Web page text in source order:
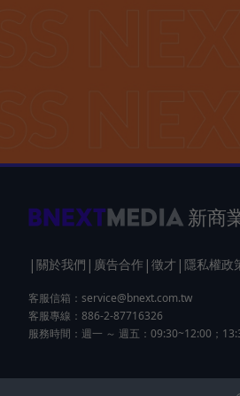
新商
| 關於我們 | 廣告合作 | 徵才 | 隱私權政
客服信箱： service@bnext.com.tw
客服專線：886-2-87716326
服務時間：週一 ～ 週五：09:30~12:00；